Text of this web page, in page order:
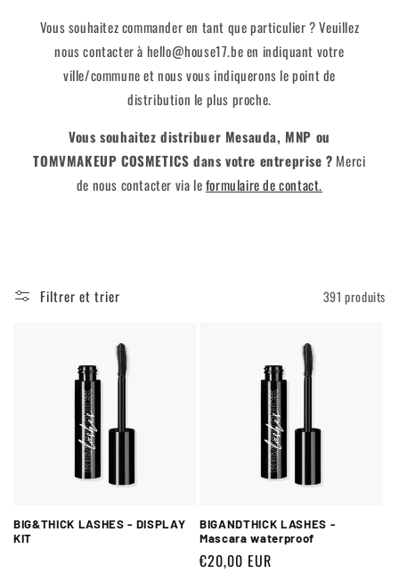
Vous souhaitez commander en tant que particulier ? Veuillez
nous contacter à hello@house17.be en indiquant votre
ville/commune et nous vous indiquerons le point de
distribution le plus proche.
Vous souhaitez distribuer Mesauda, ​​MNP ou
TOMVMAKEUP COSMETICS dans votre entreprise ? Merci
de nous contacter via leformulaire de contact.
Filtrer et trier 391 produits
BIG&THICK LASHES - DISPLAY
KIT
BIGANDTHICK LASHES -
Mascara waterproof
Prix
€20,00 EUR